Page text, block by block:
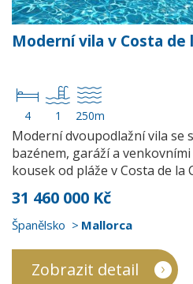
Moderní vila v Costa de
4 1 250m
Moderní dvoupodlažní vila se
bazénem, garáží a
kousek od pláže v Costa de la
31 460 000 Kč
Španělsko Mallorca
Zobrazit detail